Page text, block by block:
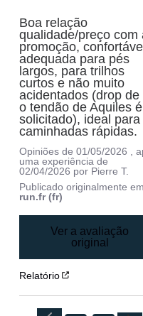
Boa relação
qualidade/preço com
promoção,
adequada para pés
largos, para trilhos
curtos e não muito
acidentados (drop de
o tendão de Aquiles é
solicitado), ideal para
caminhadas rápidas.
Opiniões de01/05/2026 ,
uma experiência de
02/04/2026 por Pierre T.
Publicado originalmente
run.fr (fr)
Ver a avaliação
original
Relatório